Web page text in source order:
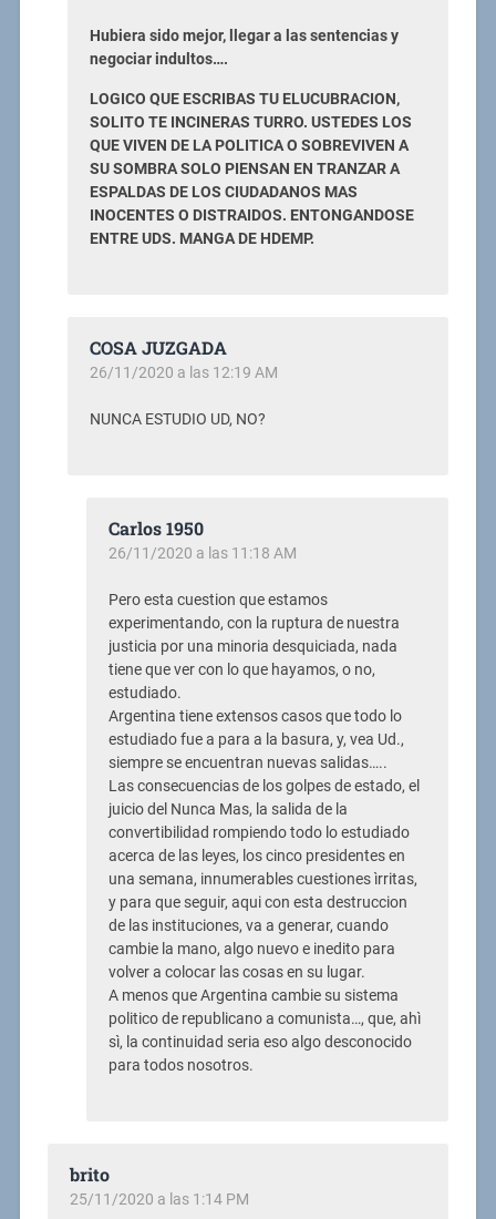
Hubiera sido mejor, llegar a las sentencias y
negociar indultos….
LOGICO QUE ESCRIBAS TU ELUCUBRACION,
SOLITO TE INCINERAS TURRO. USTEDES LOS
QUE VIVEN DE LA POLITICA O SOBREVIVEN A
SU SOMBRA SOLO PIENSAN EN TRANZAR A
ESPALDAS DE LOS CIUDADANOS MAS
INOCENTES O DISTRAIDOS. ENTONGANDOSE
ENTRE UDS. MANGA DE HDEMP.
COSA JUZGADA
26/11/2020 a las 12:19 AM
NUNCA ESTUDIO UD, NO?
Carlos 1950
26/11/2020 a las 11:18 AM
Pero esta cuestion que estamos
experimentando, con la ruptura de nuestra
justicia por una minoria desquiciada, nada
tiene que ver con lo que hayamos, o no,
estudiado.
Argentina tiene extensos casos que todo lo
estudiado fue a para a la basura, y, vea Ud.,
siempre se encuentran nuevas salidas…..
Las consecuencias de los golpes de estado, el
juicio del Nunca Mas, la salida de la
convertibilidad rompiendo todo lo estudiado
acerca de las leyes, los cinco presidentes en
una semana, innumerables cuestiones ìrritas,
y para que seguir, aqui con esta destruccion
de las instituciones, va a generar, cuando
cambie la mano, algo nuevo e inedito para
volver a colocar las cosas en su lugar.
A menos que Argentina cambie su sistema
politico de republicano a comunista…, que, ahì
sì, la continuidad seria eso algo desconocido
para todos nosotros.
brito
25/11/2020 a las 1:14 PM